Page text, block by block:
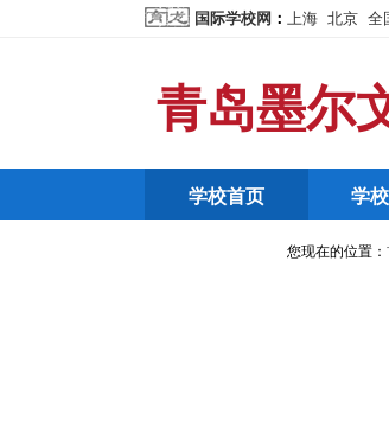
国际学校网 ： 上海 北京 全
青岛墨尔
学校首页 学
您现在的位置：